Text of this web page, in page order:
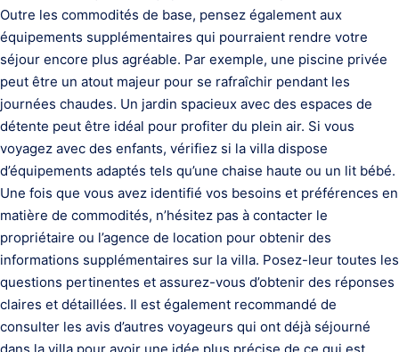
Outre les commodités de base, pensez également aux
équipements supplémentaires qui pourraient rendre votre
séjour encore plus agréable. Par exemple, une piscine privée
peut être un atout majeur pour se rafraîchir pendant les
journées chaudes. Un jardin spacieux avec des espaces de
détente peut être idéal pour profiter du plein air. Si vous
voyagez avec des enfants, vérifiez si la villa dispose
d’équipements adaptés tels qu’une chaise haute ou un lit bébé.
Une fois que vous avez identifié vos besoins et préférences en
matière de commodités, n’hésitez pas à contacter le
propriétaire ou l’agence de location pour obtenir des
informations supplémentaires sur la villa. Posez-leur toutes les
questions pertinentes et assurez-vous d’obtenir des réponses
claires et détaillées. Il est également recommandé de
consulter les avis d’autres voyageurs qui ont déjà séjourné